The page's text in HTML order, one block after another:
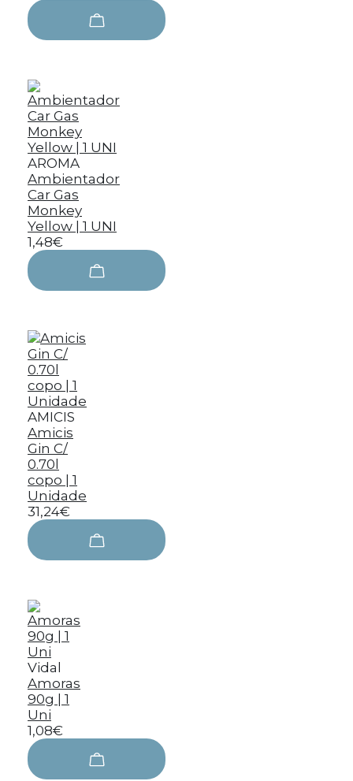
AROMA
Ambientador
Car Gas
Monkey
Yellow | 1 UNI
1,48€
AMICIS
Amicis
Gin C/
0.70l
copo | 1
Unidade
31,24€
Vidal
Amoras
90g | 1
Uni
1,08€